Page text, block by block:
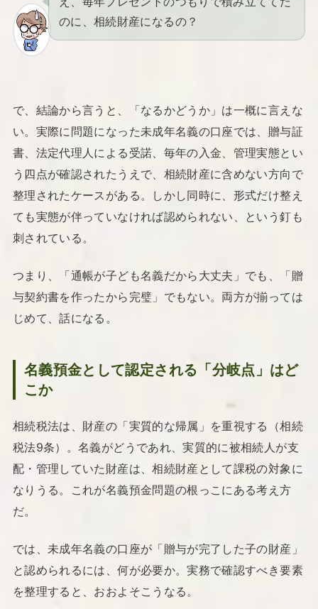
のに、相続財産になるの？
で、結論から言うと、「なるかどうか」は一概に言えな
い。実際に問題になった未成年名義の口座では、贈与証
書、法定代理人による受諾、毎年の入金、管理実態とい
う四点が確認されたうえで、相続財産に含めない方向で
整理されたケースがある。しかし同時に、形式だけ整え
ても実態が伴っていなければ認められない、という釘も
刺されている。
つまり、「通帳が子ども名義だから大丈夫」でも、「贈
与契約書を作ったから完璧」でもない。両方が揃っては
じめて、話になる。
名義預金として認定される「分岐点」はど
こか
相続税法は、財産の「実質的な帰属」を重視する（相続
税法9条）。名義がどうであれ、実質的に被相続人が支
配・管理していた財産は、相続財産として課税の対象に
なりうる。これが名義預金問題の根っこにある考え方
だ。
では、未成年名義の口座が「贈与が完了した子の財産」
と認められるには、何が必要か。実務で確認すべき要素
を整理すると、おおよそこうなる。